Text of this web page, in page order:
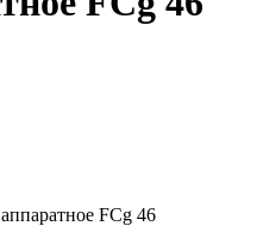
FCg 46